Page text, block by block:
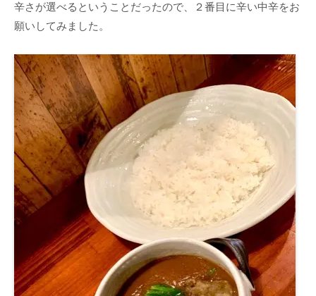
辛さが選べるということだったので、２番目に辛い中辛をお
願いしてみました。